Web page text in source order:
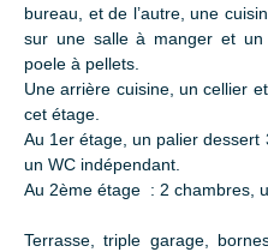
bureau, et de l’autre, une
sur une salle à manger et
poele à pellets.
Une arrière cuisine, un cellier
cet étage.
Au 1er étage, un palier
un WC indépendant.
Au 2ème étage : 2 chambres,
Terrasse, triple garage,